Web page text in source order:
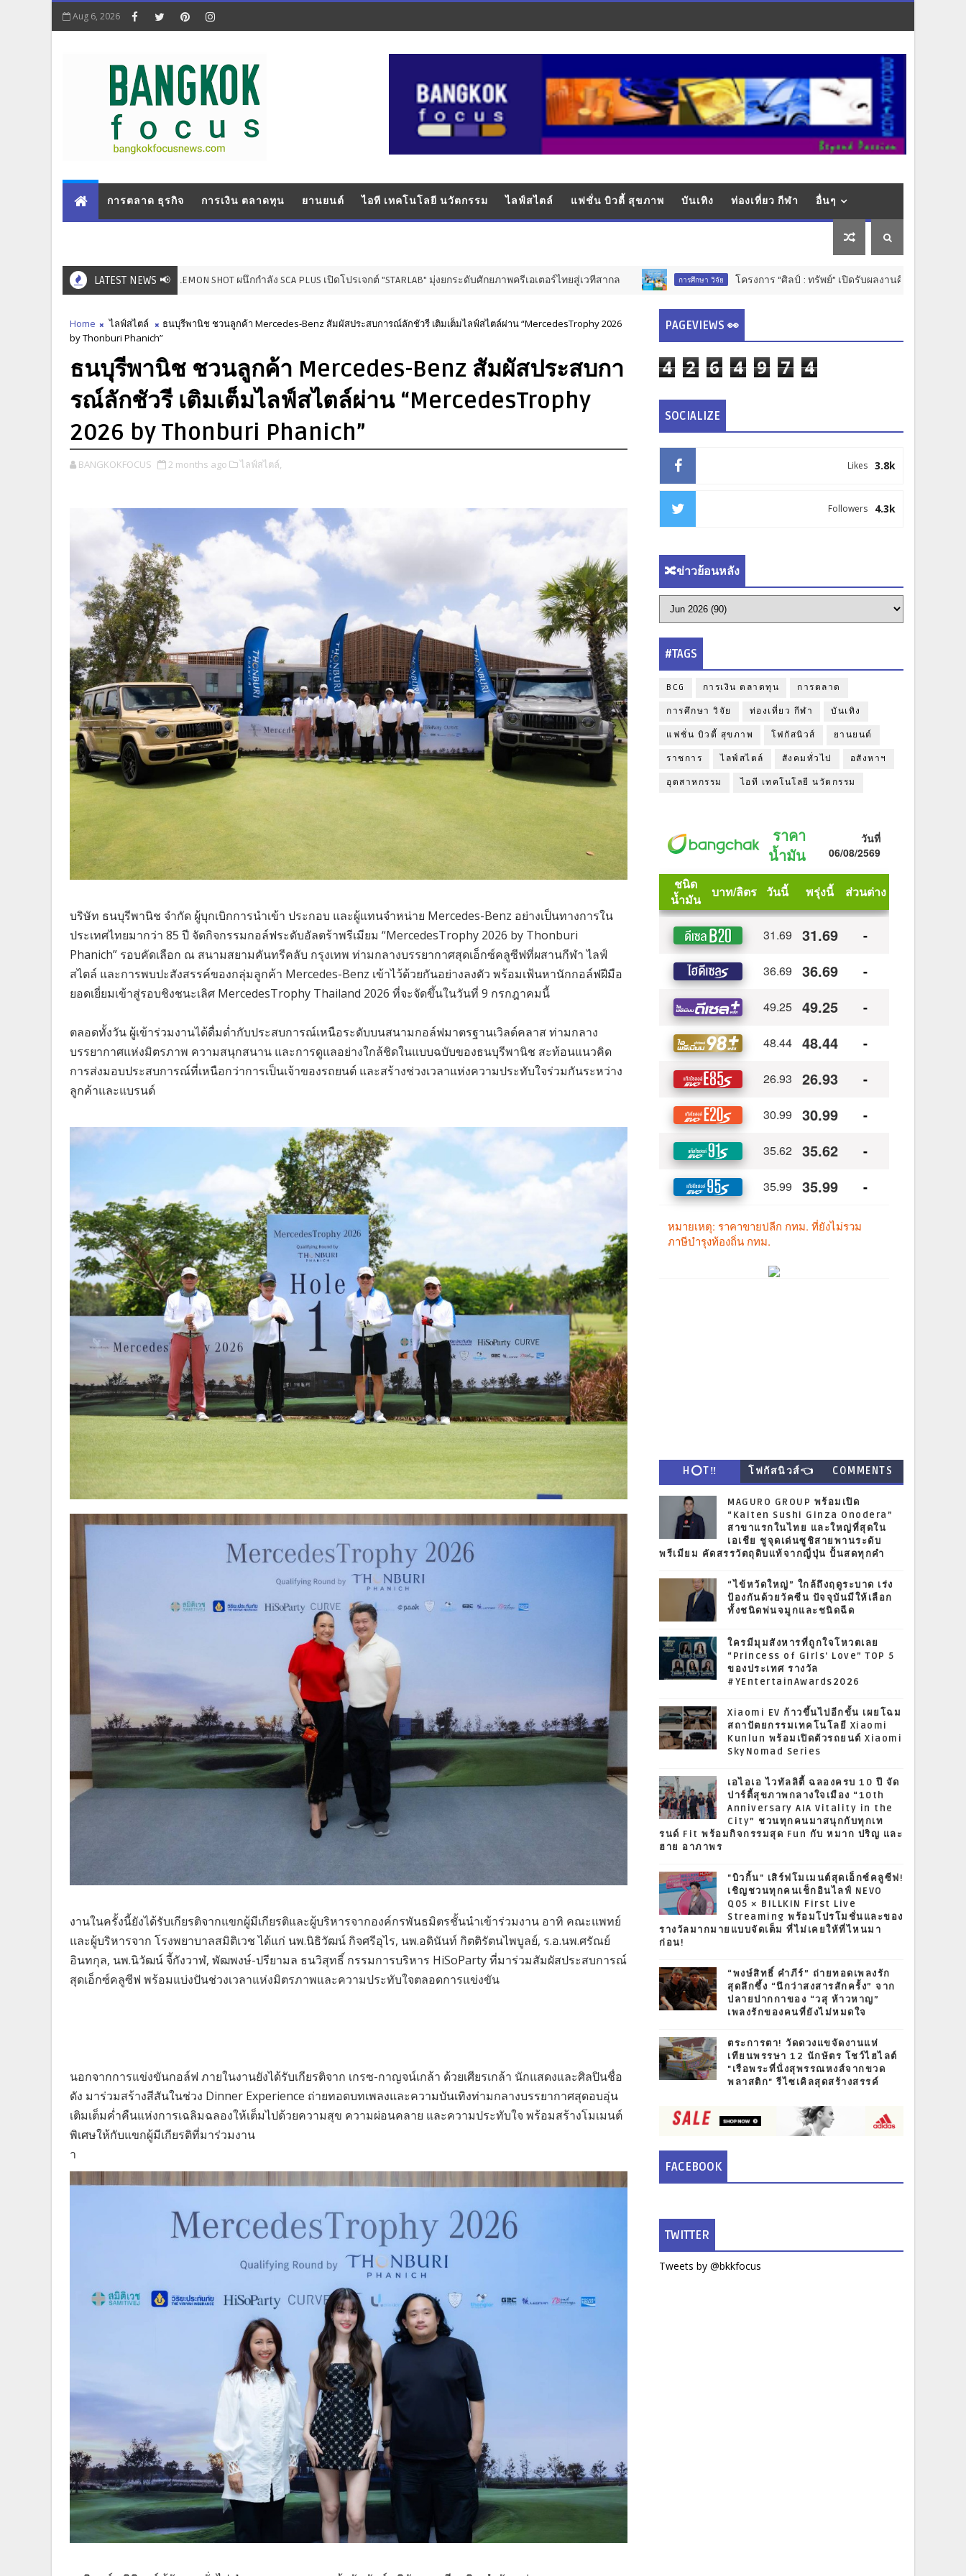
Aug 6, 2026
การตลาด ธุรกิจ การเงิน ตลาดทุน ยานยนต์ ไอที เทคโนโลยี นวัตกรรม ไลฟ์สไตล์ แฟชั่น บิวตี้ สุขภาพ บันเทิง ท่องเที่ยว กีฬา อื่นๆ
LATEST NEWS 📢
บันเทิง THE LEMON SHOT ผนึกกำลัง SCA PLUS เปิดโปรเจกต์ "STARLAB" มุ่งยกระดับศักยภาพครีเอเตอร์ไทยสู่เวทีสากล การศึกษา วิจัย โครงการ “ศิลป์ : ทรัพย์” เปิดรับผลงานศิลปะเยาวชนทั่วประเทศ ชิงร
Home ไลฟ์สไตล์
ธนบุรีพานิช ชวนลูกค้า Mercedes-Benz สัมผัสประสบการณ์ลักชัวรี เติมเต็มไลฟ์สไตล์ผ่าน “MercedesTrophy 2026
by Thonburi Phanich”
ธนบุรีพานิช ชวนลูกค้า Mercedes-Benz สัมผัสประสบกา
รณ์ลักชัวรี เติมเต็มไลฟ์สไตล์ผ่าน “MercedesTrophy
2026 by Thonburi Phanich”
BANGKOKFOCUS 2 months ago ไลฟ์สไตล์,
บริษัท ธนบุรีพานิช จำกัด ผู้บุกเบิกการนำเข้า ประกอบ และผู้แทนจำหน่าย Mercedes-Benz อย่างเป็นทางการใน
ประเทศไทยมากว่า 85 ปี จัดกิจกรรมกอล์ฟระดับอัลตร้าพรีเมียม “MercedesTrophy 2026 by Thonburi
Phanich” รอบคัดเลือก ณ สนามสยามคันทรีคลับ กรุงเทพ ท่ามกลางบรรยากาศสุดเอ็กซ์คลูซีฟที่ผสานกีฬา ไลฟ์
สไตล์ และการพบปะสังสรรค์ของกลุ่มลูกค้า Mercedes-Benz เข้าไว้ด้วยกันอย่างลงตัว พร้อมเฟ้นหานักกอล์ฟฝีมือ
ยอดเยี่ยมเข้าสู่รอบชิงชนะเลิศ MercedesTrophy Thailand 2026 ที่จะจัดขึ้นในวันที่ 9 กรกฎาคมนี้
ตลอดทั้งวัน ผู้เข้าร่วมงานได้ดื่มด่ำกับประสบการณ์เหนือระดับบนสนามกอล์ฟมาตรฐานเวิลด์คลาส ท่ามกลาง
บรรยากาศแห่งมิตรภาพ ความสนุกสนาน และการดูแลอย่างใกล้ชิดในแบบฉบับของธนบุรีพานิช สะท้อนแนวคิด
การส่งมอบประสบการณ์ที่เหนือกว่าการเป็นเจ้าของรถยนต์ และสร้างช่วงเวลาแห่งความประทับใจร่วมกันระหว่าง
ลูกค้าและแบรนด์
งานในครั้งนี้ยังได้รับเกียรติจากแขกผู้มีเกียรติและผู้บริหารจากองค์กรพันธมิตรชั้นนำเข้าร่วมงาน อาทิ คณะแพทย์
และผู้บริหารจาก โรงพยาบาลสมิติเวช ได้แก่ นพ.นิธิวัฒน์ กิจศรีอุไร, นพ.อดินันท์ กิตติรัตนไพบูลย์, ร.อ.นพ.ศรัณย์
อินทกุล, นพ.นิวัฒน์ จี้กังวาฬ, พัฒพงษ์-ปรียามล ธนวิสุทธิ์ กรรมการบริหาร HiSoParty ที่มาร่วมสัมผัสประสบการณ์
สุดเอ็กซ์คลูซีฟ พร้อมแบ่งปันช่วงเวลาแห่งมิตรภาพและความประทับใจตลอดการแข่งขัน
นอกจากการแข่งขันกอล์ฟ ภายในงานยังได้รับเกียรติจาก เกรซ-กาญจน์เกล้า ด้วยเศียรเกล้า นักแสดงและศิลปินชื่อ
ดัง มาร่วมสร้างสีสันในช่วง Dinner Experience ถ่ายทอดบทเพลงและความบันเทิงท่ามกลางบรรยากาศสุดอบอุ่น
เติมเต็มค่ำคืนแห่งการเฉลิมฉลองให้เต็มไปด้วยความสุข ความผ่อนคลาย และความประทับใจ พร้อมสร้างโมเมนต์
พิเศษให้กับแขกผู้มีเกียรติที่มาร่วมงาน
า
PAGEVIEWS 👀
4 2 6 4 9 7 4
SOCIALIZE
3.8k
Likes
4.3k
Followers
🔀ข่าวย้อนหลัง
#TAGS
BCG การเงิน ตลาดทุน การตลาด
การศึกษา วิจัย ท่องเที่ยว กีฬา บันเทิง
แฟชั่น บิวตี้ สุขภาพ โฟกัสนิวส์ ยานยนต์
ราชการ ไลฟ์สไตล์ สังคมทั่วไป อสังหาฯ
อุตสาหกรรม ไอที เทคโนโลยี นวัตกรรม
H⭕T‼ โฟกัสนิวส์👈 COMMENTS
MAGURO GROUP พร้อมเปิด
“Kaiten Sushi Ginza Onodera”
สาขาแรกในไทย และใหญ่ที่สุดใน
เอเชีย ชูจุดเด่นซูชิสายพานระดับ
พรีเมียม คัดสรรวัตถุดิบแท้จากญี่ปุ่น ปั้นสดทุกคำ
“ไข้หวัดใหญ่” ใกล้ถึงฤดูระบาด เร่ง
ป้องกันด้วยวัคซีน ปัจจุบันมีให้เลือก
ทั้งชนิดพ่นจมูกและชนิดฉีด
ใครมีมุมสังหารที่ถูกใจโหวตเลย
“Princess of Girls' Love” TOP 5
ของประเทศ รางวัล
#YEntertainAwards2026
Xiaomi EV ก้าวขึ้นไปอีกขั้น เผยโฉม
สถาปัตยกรรมเทคโนโลยี Xiaomi
Kunlun พร้อมเปิดตัวรถยนต์ Xiaomi
SkyNomad Series
เอไอเอ ไวทัลลิตี้ ฉลองครบ 10 ปี จัด
ปาร์ตี้สุขภาพกลางใจเมือง “10th
Anniversary AIA Vitality in the
City” ชวนทุกคนมาสนุกกับทุกเท
รนด์ Fit พร้อมกิจกรรมสุด Fun กับ หมาก ปริญ และ
ฮาย อาภาพร
"บิวกิ้น" เสิร์ฟโมเมนต์สุดเอ็กซ์คลูซีฟ!
เชิญชวนทุกคนเช็กอินไลฟ์ NEVO
Q05 × BILLKIN First Live
Streaming พร้อมโปรโมชั่นและของ
รางวัลมากมายแบบจัดเต็ม ที่ไม่เคยให้ที่ไหนมา
ก่อน!
“พงษ์สิทธิ์ คำภีร์” ถ่ายทอดเพลงรัก
สุดลึกซึ้ง “นึกว่าสงสารสักครั้ง” จาก
ปลายปากกาของ “วสุ ห้าวหาญ”
เพลงรักของคนที่ยังไม่หมดใจ
ตระการตา! วัดดวงแขจัดงานแห่
เทียนพรรษา 12 นักษัตร โชว์ไฮไลต์
"เรือพระที่นั่งสุพรรณหงส์จากขวด
พลาสติก" รีไซเคิลสุดสร้างสรรค์
FACEBOOK
TWITTER
Tweets by @bkkfocus